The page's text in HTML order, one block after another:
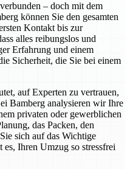
– doch mit dem
können Sie den gesamten
Kontakt bis zur
alles reibungslos und
Erfahrung und einem
Sicherheit, die Sie bei einem
auf Experten zu vertrauen,
Bamberg analysieren wir Ihre
privaten oder gewerblichen
das Packen, den
sich auf das Wichtige
Ihren Umzug so stressfrei